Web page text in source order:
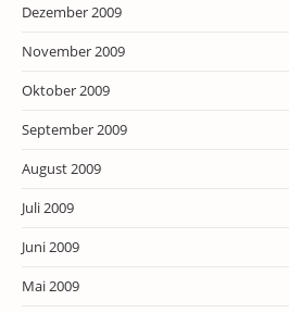
Dezember 2009
November 2009
Oktober 2009
September 2009
August 2009
Juli 2009
Juni 2009
Mai 2009